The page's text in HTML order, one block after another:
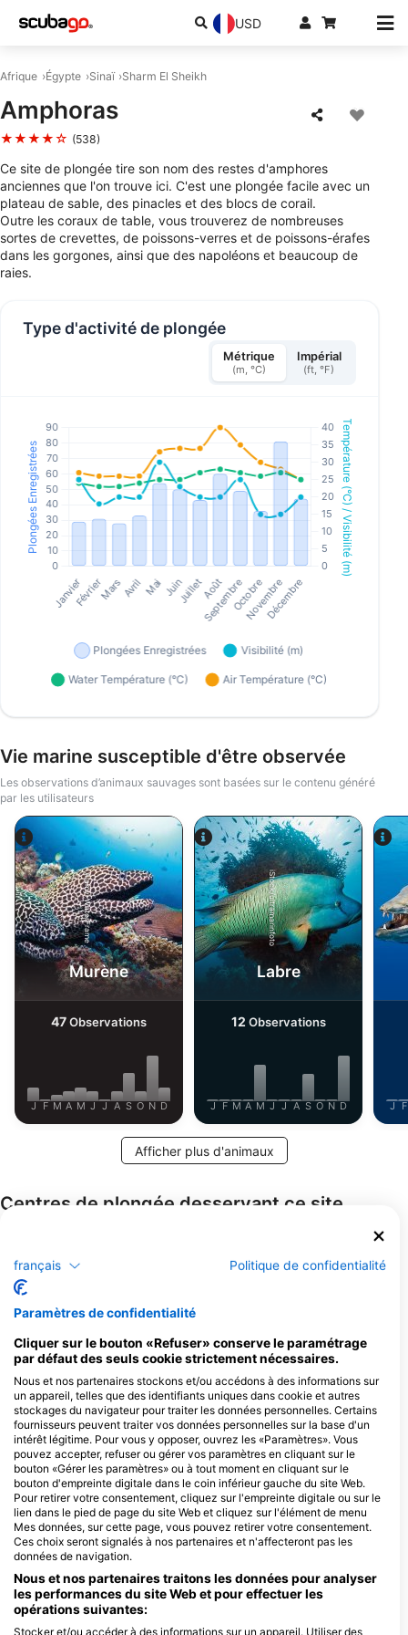
USD
Afrique Égypte Sinaï Sharm El Sheikh
Amphoras
★★★★☆ (538)
Ce site de plongée tire son nom des restes d'amphores
anciennes que l'on trouve ici. C'est une plongée facile avec un
plateau de sable, des pinacles et des blocs de corail.
Outre les coraux de table, vous trouverez de nombreuses
sortes de crevettes, de poissons-verres et de poissons-érafes
dans les gorgones, ainsi que des napoléons et beaucoup de
raies.
Type d'activité de plongée
Métrique
(m, °C)
Impérial
(ft, °F)
Vie marine susceptible d'être observée
Les observations d’animaux sauvages sont basées sur le contenu généré
par les utilisateurs
Alamy-WaterFrame
Murène
47Observations
J F M A M J J A S O N D
iStock/ultramarinfoto
Labre
12 Observations
J F M A M J J A S O N D J F
Afficher plus d'animaux
Centres de plongée desservant ce site
Camel Dive Club
P.O Box 10, 46619 Sharm El Sheikh,
Egypte
Pirates Dive Club
Falcon Hills Hotel, 46619 South
Sinai, Sharm El-Sheikh, Egypte
Sunshine Divers Mary & Klaus
El-Khan Mall no.(10), 46619
Sharm El Sheikh, Egypte
Mr.Diver Red Sea
Hollywood Palma Di Sharm
Resort, 46619 Sharm El
Sheikh, Egypte
français Politique de confidentialité
Paramètres de confidentialité
Cliquer sur le bouton «Refuser» conserve le paramétrage
par défaut des seuls cookie strictement nécessaires.
Nous et nos partenaires stockons et/ou accédons à des informations sur
un appareil, telles que des identifiants uniques dans cookie et autres
stockages du navigateur pour traiter les données personnelles. Certains
fournisseurs peuvent traiter vos données personnelles sur la base d'un
intérêt légitime. Pour vous y opposer, ouvrez les «Paramètres». Vous
pouvez accepter, refuser ou gérer vos paramètres en cliquant sur le
bouton «Gérer les paramètres» ou à tout moment en cliquant sur le
bouton d'empreinte digitale dans le coin inférieur gauche du site Web.
Pour retirer votre consentement, cliquez sur l'empreinte digitale ou sur le
lien dans le pied de page du site Web et cliquez sur l'élément de menu
Mes données, sur cette page, vous pouvez retirer votre consentement.
Ces choix seront signalés à nos partenaires et n'affecteront pas les
données de navigation.
Nous et nos partenaires traitons les données pour analyser
les performances du site Web et pour effectuer les
opérations suivantes:
Stocker et/ou accéder à des informations sur un appareil. Utiliser des